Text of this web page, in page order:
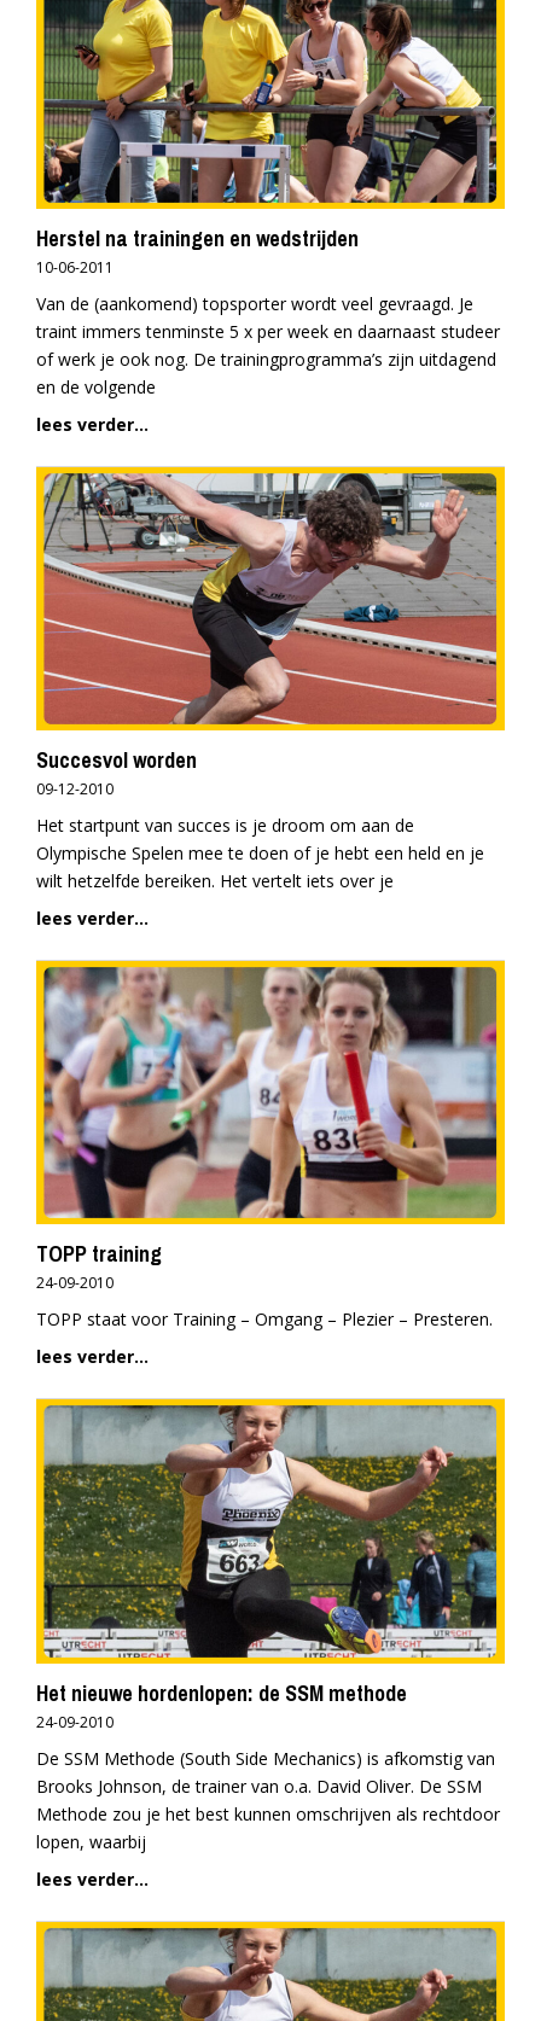
Herstel na trainingen en wedstrijden
10-06-2011
Van de (aankomend) topsporter wordt veel gevraagd. Je
traint immers tenminste 5 x per week en daarnaast studeer
of werk je ook nog. De trainingprogramma’s zijn uitdagend
en de volgende
lees verder...
Succesvol worden
09-12-2010
Het startpunt van succes is je droom om aan de
Olympische Spelen mee te doen of je hebt een held en je
wilt hetzelfde bereiken. Het vertelt iets over je
lees verder...
TOPP training
24-09-2010
TOPP staat voor Training – Omgang – Plezier – Presteren.
lees verder...
Het nieuwe hordenlopen: de SSM methode
24-09-2010
De SSM Methode (South Side Mechanics) is afkomstig van
Brooks Johnson, de trainer van o.a. David Oliver. De SSM
Methode zou je het best kunnen omschrijven als rechtdoor
lopen, waarbij
lees verder...